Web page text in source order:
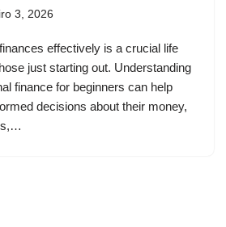
3, 2026
effectively is a crucial life
just starting out. Understanding
finance for beginners can help
decisions about their money,